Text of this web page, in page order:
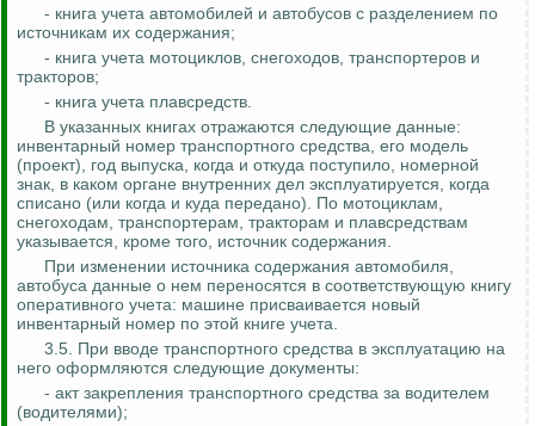
- книга учета автомобилей и автобусов с разделением по
источникам их содержания;
- книга учета мотоциклов, снегоходов, транспортеров и
тракторов;
- книга учета плавсредств.
В указанных книгах отражаются следующие данные:
инвентарный номер транспортного средства, его модель
(проект), год выпуска, когда и откуда поступило, номерной
знак, в каком органе внутренних дел эксплуатируется, когда
списано (или когда и куда передано). По мотоциклам,
снегоходам, транспортерам, тракторам и плавсредствам
указывается, кроме того, источник содержания.
При изменении источника содержания автомобиля,
автобуса данные о нем переносятся в соответствующую книгу
оперативного учета: машине присваивается новый
инвентарный номер по этой книге учета.
3.5. При вводе транспортного средства в эксплуатацию на
него оформляются следующие документы:
- акт закрепления транспортного средства за водителем
(водителями);